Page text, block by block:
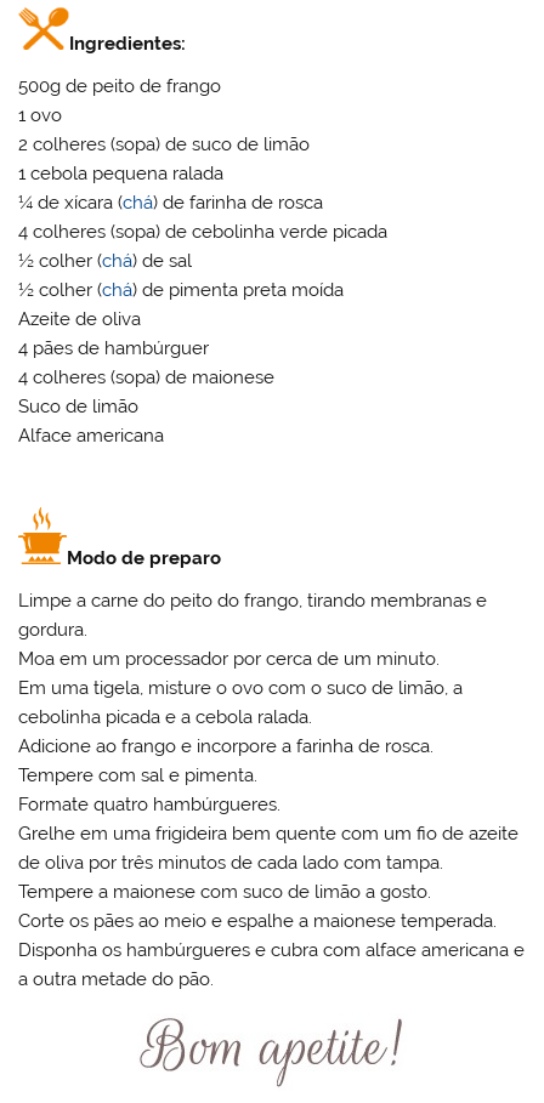
Ingredientes:
500g de peito de frango
1 ovo
2 colheres (sopa) de suco de limão
1 cebola pequena ralada
¼ de xícara (chá) de farinha de rosca
4 colheres (sopa) de cebolinha verde picada
½ colher (chá) de sal
½ colher (chá) de pimenta preta moída
Azeite de oliva
4 pães de hambúrguer
4 colheres (sopa) de maionese
Suco de limão
Alface americana
Modo de preparo
Limpe a carne do peito do frango, tirando membranas e
gordura.
Moa em um processador por cerca de um minuto.
Em uma tigela, misture o ovo com o suco de limão, a
cebolinha picada e a cebola ralada.
Adicione ao frango e incorpore a farinha de rosca.
Tempere com sal e pimenta.
Formate quatro hambúrgueres.
Grelhe em uma frigideira bem quente com um fio de azeite
de oliva por três minutos de cada lado com tampa.
Tempere a maionese com suco de limão a gosto.
Corte os pães ao meio e espalhe a maionese temperada.
Disponha os hambúrgueres e cubra com alface americana e
a outra metade do pão.